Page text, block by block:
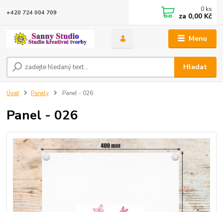
Menu
Hledat
+420 724 004 709 0 ks
za 0,00 Kč
Úvod Panely Panel - 026
Panel - 026